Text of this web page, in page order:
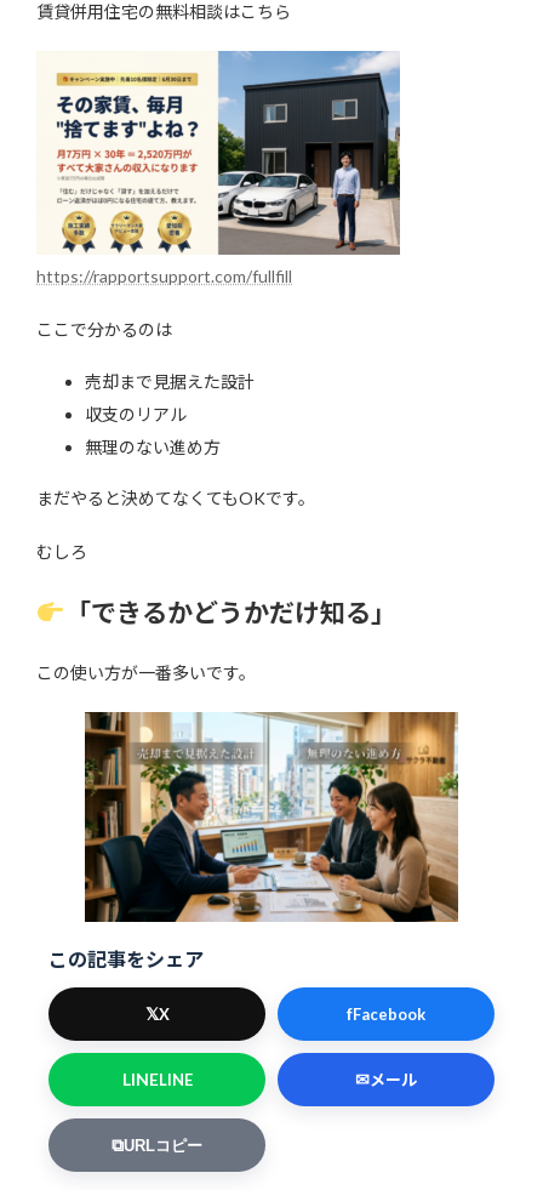
賃貸併用住宅の無料相談はこちら
https://rapportsupport.com/fullfill
ここで分かるのは
売却まで見据えた設計
収支のリアル
無理のない進め方
まだやると決めてなくてもOKです。
むしろ
「できるかどうかだけ知る」
この使い方が一番多いです。
この記事をシェア
𝕏X fFacebook
LINELINE ✉メール
⧉URLコピー